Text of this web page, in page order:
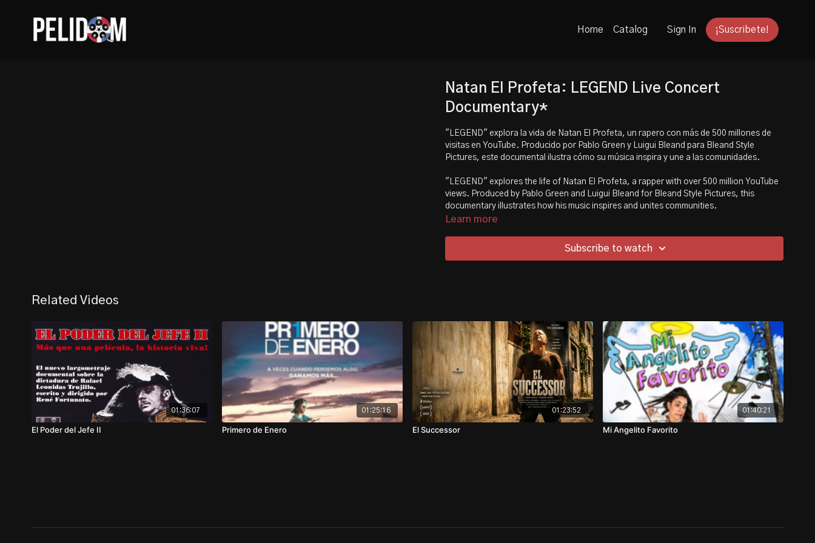
Home Catalog Sign In ¡Suscribete!
Natan El Profeta: LEGEND Live Concert
Documentary*
"LEGEND" explora la vida de Natan El Profeta, un rapero con más de 500 millones de
visitas en YouTube. Producido por Pablo Green y Luigui Bleand para Bleand Style
Pictures, este documental ilustra cómo su música inspira y une a las comunidades.
"LEGEND" explores the life of Natan El Profeta, a rapper with over 500 million YouTube
views. Produced by Pablo Green and Luigui Bleand for Bleand Style Pictures, this
documentary illustrates how his music inspires and unites communities.
Learn more
Subscribe to watch
Related Videos
01:36:07
El Poder del Jefe II
01:25:16
Primero de Enero
01:23:52
El Successor
01:40:21
Mi Angelito Favorito